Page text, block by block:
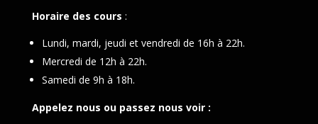
Horaire des cours :
Lundi, mardi, jeudi et vendredi de 16h à 22h.
Mercredi de 12h à 22h.
Samedi de 9h à 18h.
Appelez nous ou passez nous voir :